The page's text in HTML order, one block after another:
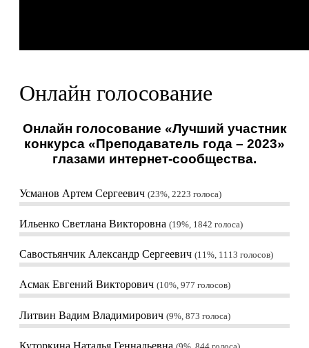
Онлайн голосование
Онлайн голосование «Лучший участник
конкурса «Преподаватель года – 2023»
глазами интернет-сообщества.
Усманов Артем Сергеевич 23%, 2223 голоса
Ильенко Светлана Викторовна 19%, 1842 голоса
Савостьянчик Александр Сергеевич 11%, 1113 голосов
Асмак Евгений Викторович 10%, 977 голосов
Литвин Вадим Владимирович 9%, 873 голоса
Куторкина Наталья Геннадьевна